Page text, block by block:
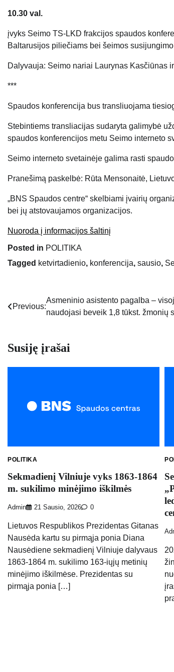
10.30 val.
įvyks Seimo TS-LKD frakcijos spaudos
Baltarusijos piliečiams bei šeimos
​Dalyvauja: Seimo nariai Laurynas Kasčiūnas
***
Spaudos konferencija bus transliuojama
Stebintiems transliacijas sudaryta galimybė
spaudos konferencijos metu Seimo interneto
Seimo interneto svetainėje galima rasti
Pranešimą paskelbė: Rūta Mensonaitė,
„BNS Spaudos centre“ skelbiami įvairių
bei jų atstovaujamos organizacijos.
Nuoroda į informacijos šaltinį
Posted in POLITIKA
Tagged ketvirtadienio, konferencija, sausio,
Navigacija
Previous:
Asmeninio asistento pagalba –
naudojasi beveik 1,8 tūkst. žmonių
Susiję įrašai
POLITIKA
Sekmadienį Vilniuje vyks 1863-1864
m. sukilimo minėjimo iškilmės
Admin 21 Sausio, 2026 0
Lietuvos Respublikos Prezidentas Gitanas
Nausėda kartu su pirmąja ponia Diana
Nausėdiene sekmadienį Vilniuje dalyvaus
1863-1864 m. sukilimo 163-iųjų metinių
minėjimo iškilmėse. Prezidentas su
pirmąja ponia […]